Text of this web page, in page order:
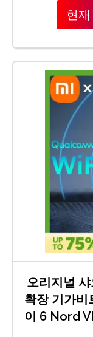
현
오리지널
확장 기가비
이 6 Nord